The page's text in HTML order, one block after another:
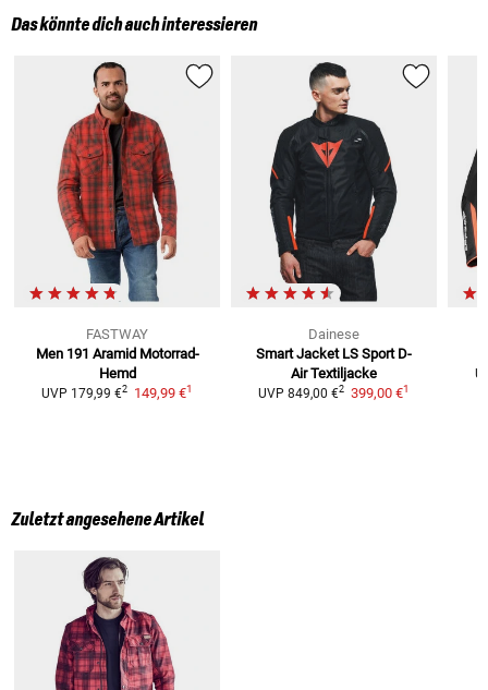
Das könnte dich auch interessieren
FASTWAY
Men 191 Aramid Motorrad-
Hemd
UVP 179,99 €2 149,99 €1
Dainese
Smart Jacket LS Sport D-
Air Textiljacke
UVP 849,00 €2 399,00 €1
Zuletzt angesehene Artikel